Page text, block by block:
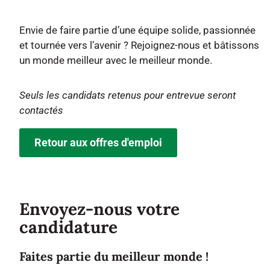
Envie de faire partie d’une équipe solide, passionnée
et tournée vers l’avenir ? Rejoignez-nous et bâtissons
un monde meilleur avec le meilleur monde.
Seuls les candidats retenus pour entrevue seront
contactés
Retour aux offres d'emploi
Envoyez-nous votre
candidature
Faites partie du meilleur monde !